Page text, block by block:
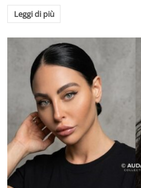
Leggi di più